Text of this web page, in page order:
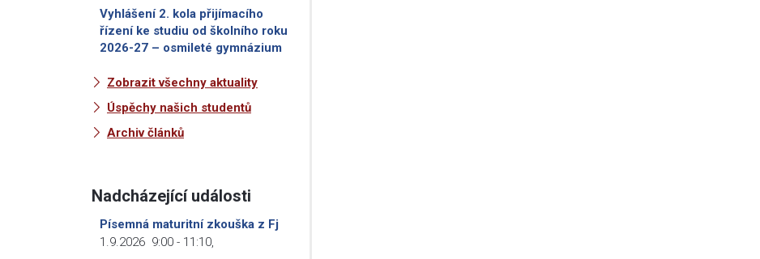
Vyhlášení 2. kola přijímacího
řízení ke studiu od školního roku
2026-27 – osmileté gymnázium
Zobrazit všechny aktuality
Úspěchy našich studentů
Archiv článků
Nadcházející události
Písemná maturitní zkouška z Fj
1.9.2026 9:00 - 11:10